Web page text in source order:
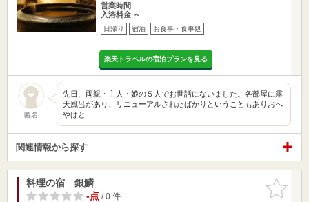
営業時間
入浴料金 ～
日帰り 宿泊 お食事・食事処
楽天トラベルの宿泊プランを見る
匿名
先日、両親・主人・娘の５人でお世話にないました。各部屋に露
天風呂があり、リニューアルされたばかりということもありおへ
やはと…
関連情報から探す
お気に入
りに追加
料理の宿 銀鱗
-点/ 0 件